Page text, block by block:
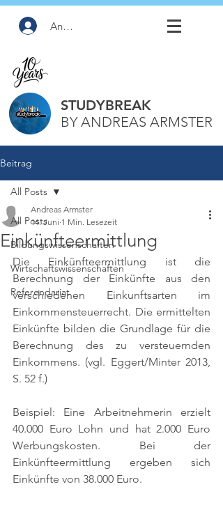
Anmelden
STUDYBREAK
BY ANDREAS ARMSTER
Beitrag
All Posts
Bildungswissenschaften
Wirtschaftswissenschaften
Referendariat
All Posts
Einkünfteermittlung
Andreas Armster
14. Juni 1 Min. Lesezeit
Die Einkünfteermittlung ist die
Berechnung der Einkünfte aus den
verschiedenen Einkunftsarten im
Einkommensteuerrecht. Die ermittelten
Einkünfte bilden die Grundlage für die
Berechnung des zu versteuernden
Einkommens. (vgl. Eggert/Minter 2013,
S. 52 f.)
Beispiel: Eine Arbeitnehmerin erzielt
40.000 Euro Lohn und hat 2.000 Euro
Werbungskosten. Bei der
Einkünfteermittlung ergeben sich
Einkünfte von 38.000 Euro.